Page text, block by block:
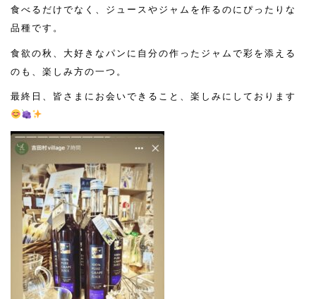
食べるだけでなく、ジュースやジャムを作るのにぴったりな
品種です。
食欲の秋、大好きなパンに自分の作ったジャムで彩を添える
のも、楽しみ方の一つ。
最終日、皆さまにお会いできること、楽しみにしております